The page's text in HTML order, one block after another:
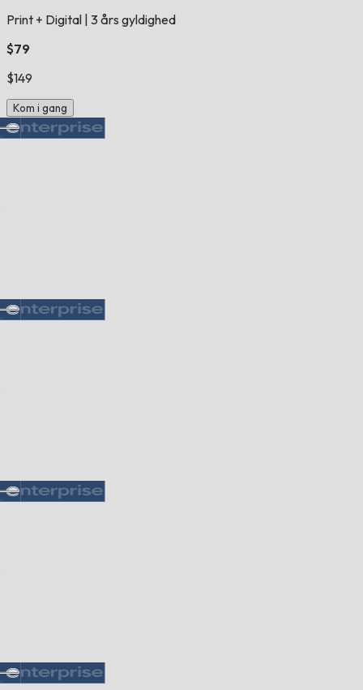
Print + Digital 3 års gyldighed
$79
$149
Kom i gang